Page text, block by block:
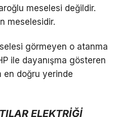
meselesi değildir.
meselesidir.
görmeyen o atanma
ile dayanışma gösteren
doğru yerinde
ELEKTRİĞİ